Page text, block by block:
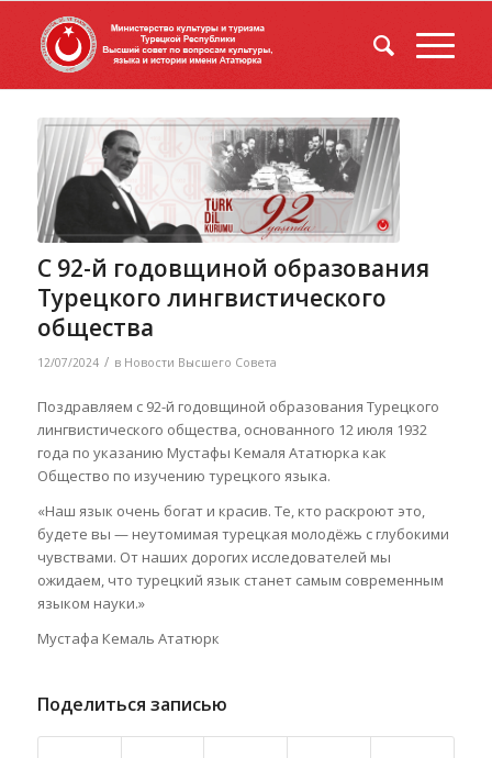
С 92-й годовщиной образования
Турецкого лингвистического
общества
12/07/2024 / в Новости Высшего Совета
Поздравляем с 92-й годовщиной образования Турецкого
лингвистического общества, основанного 12 июля 1932
года по указанию Мустафы Кемаля Ататюрка как
Общество по изучению турецкого языка.
«Наш язык очень богат и красив. Те, кто раскроют это,
будете вы — неутомимая турецкая молодёжь с глубокими
чувствами. От наших дорогих исследователей мы
ожидаем, что турецкий язык станет самым современным
языком науки.»
Мустафа Кемаль Ататюрк
Поделиться записью